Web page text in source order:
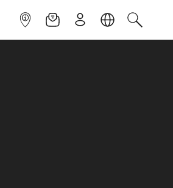
INFOPUNKTNEWSLETTER
ANMELDENSPRACHESUCHEN